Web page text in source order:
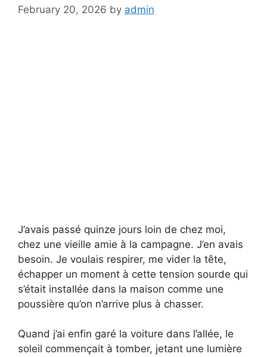
February 20, 2026 by admin
J’avais passé quinze jours loin de chez moi,
chez une vieille amie à la campagne. J’en avais
besoin. Je voulais respirer, me vider la tête,
échapper un moment à cette tension sourde qui
s’était installée dans la maison comme une
poussière qu’on n’arrive plus à chasser.
Quand j’ai enfin garé la voiture dans l’allée, le
soleil commençait à tomber, jetant une lumière